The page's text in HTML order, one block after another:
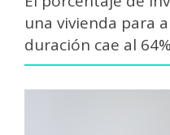
una vivienda para
duración cae al 64%